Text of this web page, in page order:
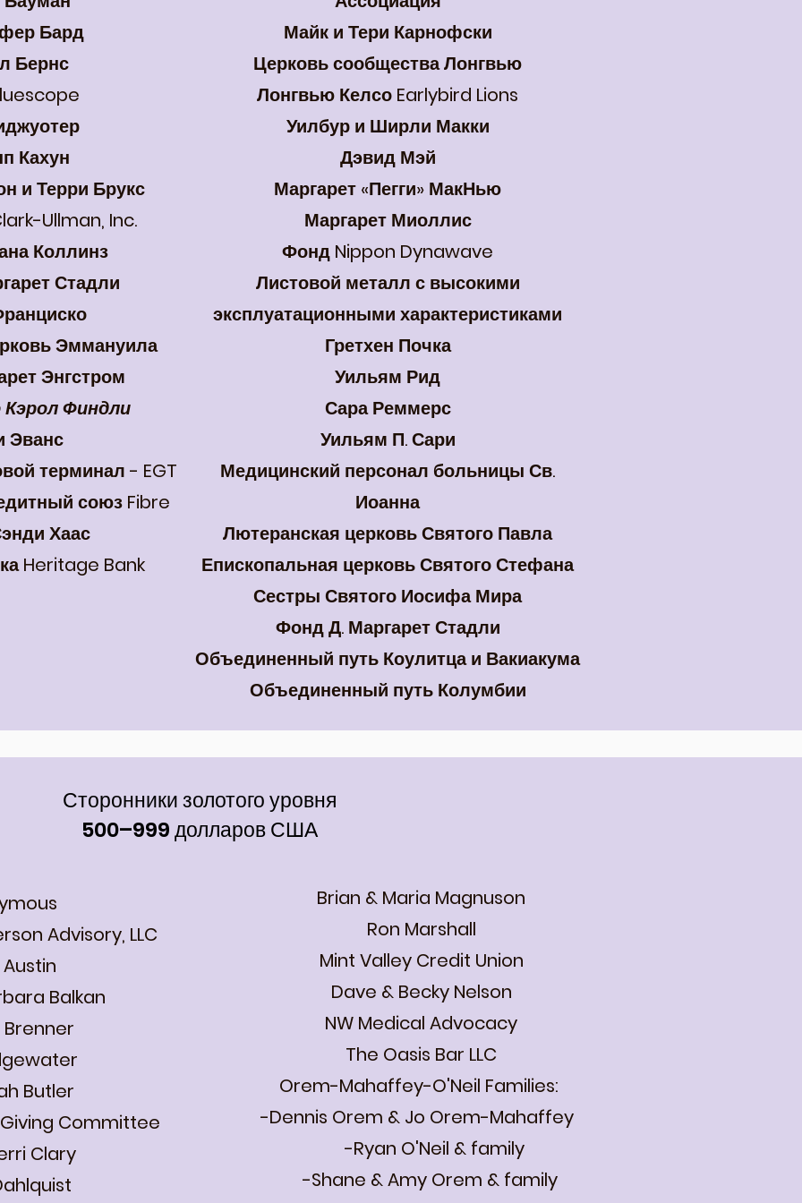
Бард
Бернс
Кахун
и Терри Брукс
Ullman, Inc.
Коллинз
Стадли
Эммануила
Энгстром
Финдли
Эванс
терминал - EGT
союз Fibre
Хаас
Heritage Bank
Майк и Тери Карнофски
Церковь сообщества Лонгвью
Лонгвью Келсо Earlybird Lions
Уилбур и Ширли Макки
Дэвид Мэй
Маргарет «Пегги» МакНью
Маргарет Миоллис
Фонд Nippon Dynawave
Листовой металл с высокими
эксплуатационными характеристиками
Гретхен Почка
Уильям Рид
Сара Реммерс
Уильям П. Сари
Медицинский персонал больницы Св.
Иоанна
Лютеранская церковь Святого Павла
Епископальная церковь Святого Стефана
Сестры Святого Иосифа Мира
Фонд Д. Маргарет Стадли
Объединенный путь Коулитца и Вакиакума
Объединенный путь Колумбии
Сторонники золотого уровня
500–999 долларов США
Advisory, LLC
Balkan
Butler
Committee
Clary
Brian & Maria Magnuson
Ron Marshall
Mint Valley Credit Union
Dave & Becky Nelson
NW Medical Advocacy
The Oasis Bar LLC
Orem-Mahaffey-O'Neil Families:
-Dennis Orem & Jo Orem-Mahaffey
-Ryan O'Neil & family
-Shane & Amy Orem & family